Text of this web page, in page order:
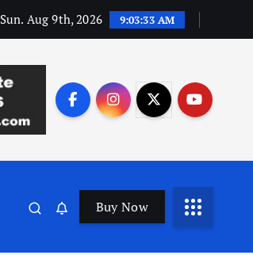
Sun. Aug 9th, 2026 9:03:34 AM
Buy Now